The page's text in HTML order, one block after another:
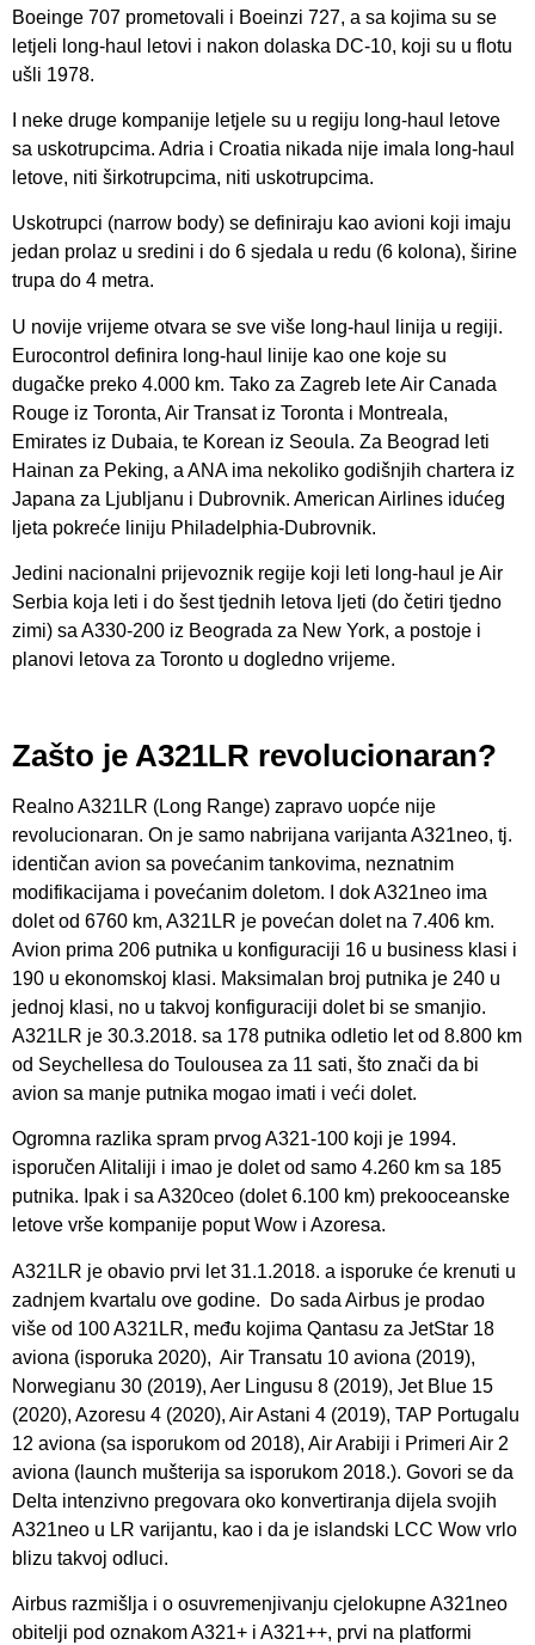
Boeinge 707 prometovali i Boeinzi 727, a sa kojima su se
letjeli long-haul letovi i nakon dolaska DC-10, koji su u flotu
ušli 1978.
I neke druge kompanije letjele su u regiju long-haul letove
sa uskotrupcima. Adria i Croatia nikada nije imala long-haul
letove, niti širkotrupcima, niti uskotrupcima.
Uskotrupci (narrow body) se definiraju kao avioni koji imaju
jedan prolaz u sredini i do 6 sjedala u redu (6 kolona), širine
trupa do 4 metra.
U novije vrijeme otvara se sve više long-haul linija u regiji.
Eurocontrol definira long-haul linije kao one koje su
dugačke preko 4.000 km. Tako za Zagreb lete Air Canada
Rouge iz Toronta, Air Transat iz Toronta i Montreala,
Emirates iz Dubaia, te Korean iz Seoula. Za Beograd leti
Hainan za Peking, a ANA ima nekoliko godišnjih chartera iz
Japana za Ljubljanu i Dubrovnik. American Airlines idućeg
ljeta pokreće liniju Philadelphia-Dubrovnik.
Jedini nacionalni prijevoznik regije koji leti long-haul je Air
Serbia koja leti i do šest tjednih letova ljeti (do četiri tjedno
zimi) sa A330-200 iz Beograda za New York, a postoje i
planovi letova za Toronto u dogledno vrijeme.
Zašto je A321LR revolucionaran?
Realno A321LR (Long Range) zapravo uopće nije
revolucionaran. On je samo nabrijana varijanta A321neo, tj.
identičan avion sa povećanim tankovima, neznatnim
modifikacijama i povećanim doletom. I dok A321neo ima
dolet od 6760 km, A321LR je povećan dolet na 7.406 km.
Avion prima 206 putnika u konfiguraciji 16 u business klasi i
190 u ekonomskoj klasi. Maksimalan broj putnika je 240 u
jednoj klasi, no u takvoj konfiguraciji dolet bi se smanjio.
A321LR je 30.3.2018. sa 178 putnika odletio let od 8.800 km
od Seychellesa do Toulousea za 11 sati, što znači da bi
avion sa manje putnika mogao imati i veći dolet.
Ogromna razlika spram prvog A321-100 koji je 1994.
isporučen Alitaliji i imao je dolet od samo 4.260 km sa 185
putnika. Ipak i sa A320ceo (dolet 6.100 km) prekooceanske
letove vrše kompanije poput Wow i Azoresa.
A321LR je obavio prvi let 31.1.2018. a isporuke će krenuti u
zadnjem kvartalu ove godine. Do sada Airbus je prodao
više od 100 A321LR, među kojima Qantasu za JetStar 18
aviona (isporuka 2020), Air Transatu 10 aviona (2019),
Norwegianu 30 (2019), Aer Lingusu 8 (2019), Jet Blue 15
(2020), Azoresu 4 (2020), Air Astani 4 (2019), TAP Portugalu
12 aviona (sa isporukom od 2018), Air Arabiji i Primeri Air 2
aviona (launch mušterija sa isporukom 2018.). Govori se da
Delta intenzivno pregovara oko konvertiranja dijela svojih
A321neo u LR varijantu, kao i da je islandski LCC Wow vrlo
blizu takvoj odluci.
Airbus razmišlja i o osuvremenjivanju cjelokupne A321neo
obitelji pod oznakom A321+ i A321++, prvi na platformi